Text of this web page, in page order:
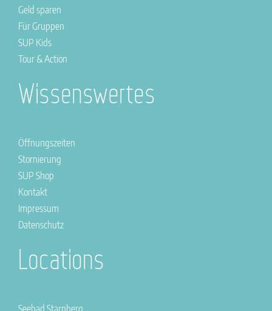
Geld sparen
Für Gruppen
SUP Kids
Tour & Action
Wissenswertes
Öffnungszeiten
Stornierung
SUP Shop
Kontakt
Impressum
Datenschutz
Locations
Seebad Starnberg